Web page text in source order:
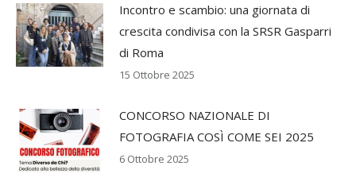
Incontro e scambio: una giornata di
crescita condivisa con la SRSR Gasparri
di Roma
15 Ottobre 2025
CONCORSO NAZIONALE DI
FOTOGRAFIA COSÌ COME SEI 2025
6 Ottobre 2025